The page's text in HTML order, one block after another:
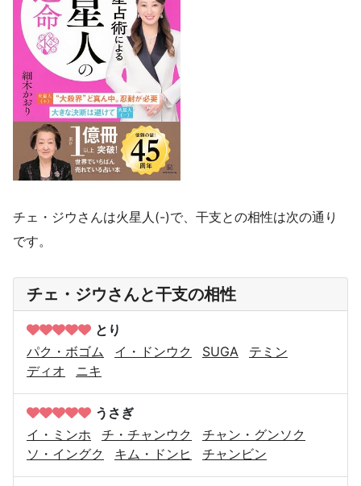
チェ・ジウさんは火星人(-)で、干支との相性は次の通り
です。
チェ・ジウさんと干支の相性
とり
パク・ボゴム
イ・ドンウク SUGA
テミン
ディオ
ニキ
うさぎ
イ・ミンホ
チ・チャンウク
チャン・グンソク
ソ・イングク
キム・ドンヒ チャンビン